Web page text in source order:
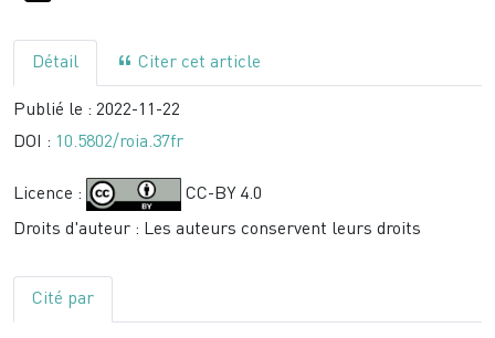
Détail Citer cet article
Publié le : 2022-11-22
DOI : 10.5802/roia.37fr
Licence : CC-BY 4.0
Droits d'auteur : Les auteurs conservent leurs droits
Cité par